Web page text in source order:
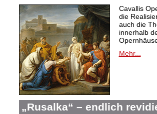
Cavallis
die
auch die
innerhalb
Mehr...
„Rusalka“ – endlich